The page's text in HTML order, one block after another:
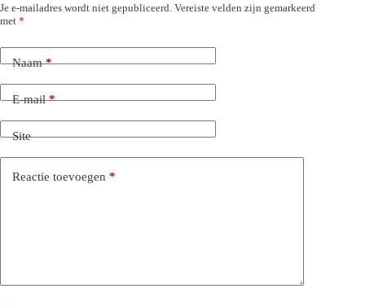
Je e-mailadres wordt niet gepubliceerd. Vereiste velden zijn gemarkeerd
met *
Naam*
E-mail*
Site
Reactie toevoegen *